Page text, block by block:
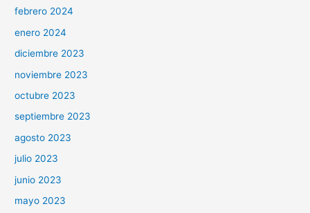
febrero 2024
enero 2024
diciembre 2023
noviembre 2023
octubre 2023
septiembre 2023
agosto 2023
julio 2023
junio 2023
mayo 2023